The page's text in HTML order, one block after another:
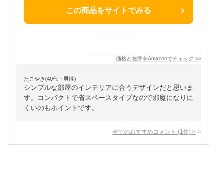
この商品をサイトでみる
価格と在庫をAmazonでチェック >>
たこやき(40代・男性)
シンプルな部屋のインテリアに合うデザインだと思いま
す。コンパクトで省スペースタイプなので邪魔になりに
くいのもポイントです。
全てのおすすめコメント (1 件) >